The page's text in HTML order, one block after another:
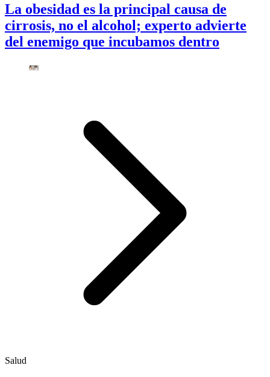
La obesidad es la principal causa de
cirrosis, no el alcohol; experto advierte
del enemigo que incubamos dentro
Salud